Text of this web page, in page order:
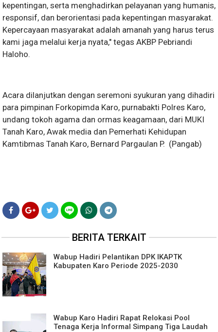
kepentingan, serta menghadirkan pelayanan yang humanis,
responsif, dan berorientasi pada kepentingan masyarakat.
Kepercayaan masyarakat adalah amanah yang harus terus
kami jaga melalui kerja nyata," tegas AKBP Pebriandi
Haloho.
Acara dilanjutkan dengan seremoni syukuran yang dihadiri
para pimpinan Forkopimda Karo, purnabakti Polres Karo,
undang tokoh agama dan ormas keagamaan, dari MUKI
Tanah Karo, Awak media dan Pemerhati Kehidupan
Kamtibmas Tanah Karo, Bernard Pargaulan P. (Pangab)
BERITA TERKAIT
Wabup Hadiri Pelantikan DPK IKAPTK
Kabupaten Karo Periode 2025-2030
Wabup Karo Hadiri Rapat Relokasi Pool
Tenaga Kerja Informal Simpang Tiga Laudah